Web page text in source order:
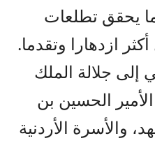
يحقق تطلعات
ازدهارا وتقدما.
إلى جلالة الملك
الحسين بن
والأسرة الأردنية